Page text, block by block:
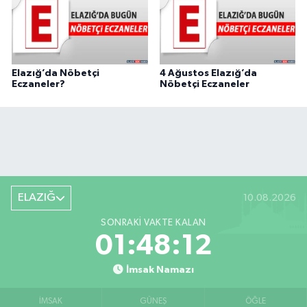
Elazığ’da Nöbetçi
Eczaneler?
4 Ağustos Elazığ’da
Nöbetçi Eczaneler
ELAZIĞ 10.08.2026
SONRAKI VAKTE KALAN
01:48:11
İmsak Namazı
İMSAK GÜNEŞ ÖĞLE